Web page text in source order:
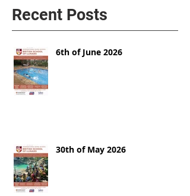
Recent Posts
6th of June 2026
30th of May 2026